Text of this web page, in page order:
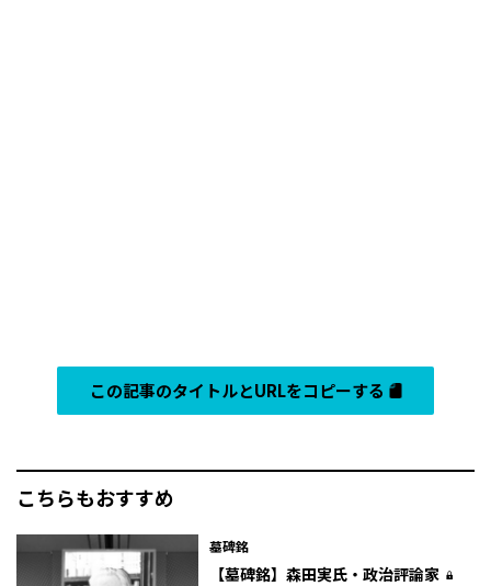
この記事のタイトルとURLをコピーする
こちらもおすすめ
墓碑銘
【墓碑銘】森田実氏・政治評論家